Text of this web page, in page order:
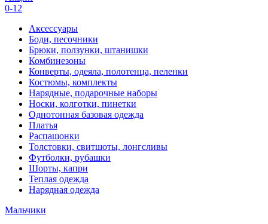
0-12
Аксессуары
Боди, песочники
Брюки, ползунки, штанишки
Комбинезоны
Конверты, одеяла, полотенца, пеленки
Костюмы, комплекты
Нарядные, подарочные наборы
Носки, колготки, пинетки
Однотонная базовая одежда
Платья
Распашонки
Толстовки, свитшоты, лонгсливы
Футболки, рубашки
Шорты, капри
Теплая одежда
Нарядная одежда
Мальчики